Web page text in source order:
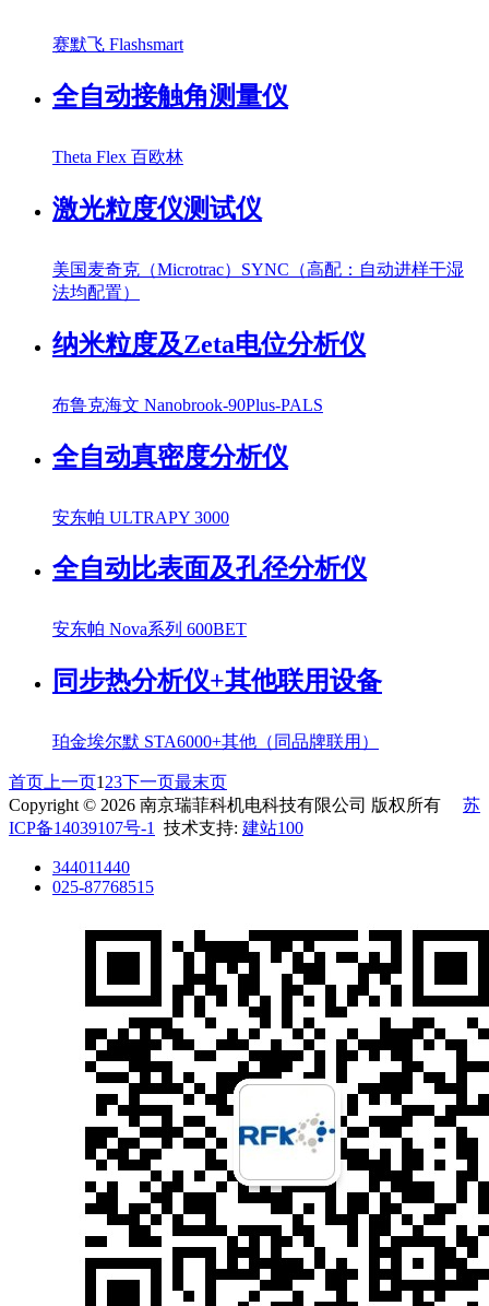
赛默飞 Flashsmart
全自动接触角测量仪
Theta Flex 百欧林
激光粒度仪测试仪
美国麦奇克（Microtrac）SYNC（高配：自动进样干湿
法均配置）
纳米粒度及Zeta电位分析仪
布鲁克海文 Nanobrook-90Plus-PALS
全自动真密度分析仪
安东帕 ULTRAPY 3000
全自动比表面及孔径分析仪
安东帕 Nova系列 600BET
同步热分析仪+其他联用设备
珀金埃尔默 STA6000+其他（同品牌联用）
首页 上一页1 23下一页最末页
Copyright © 2026 南京瑞菲科机电科技有限公司 版权所有 苏
ICP备14039107号-1
技术支持: 建站100
344011440
025-87768515